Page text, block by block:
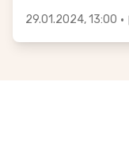
29.01.2024, 13:00 ·